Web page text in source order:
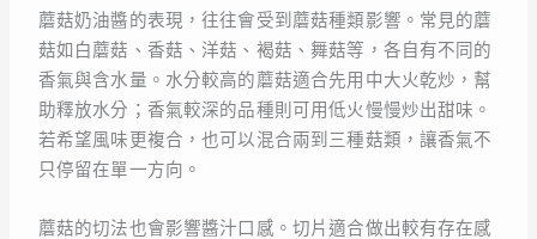
蘑菇奶油醬的表現，往往會受到蘑菇種類影響。常見的蘑
菇如白蘑菇、香菇、洋菇、褐菇、舞菇等，各自有不同的
香氣與含水量。水分較高的蘑菇適合先用中大火乾炒，幫
助釋放水分；香氣較深的品種則可用低火慢慢炒出甜味。
若希望風味更複合，也可以混合兩到三種菇類，讓香氣不
只停留在單一方向。
蘑菇的切法也會影響醬汁口感。切片適合做出較有存在感